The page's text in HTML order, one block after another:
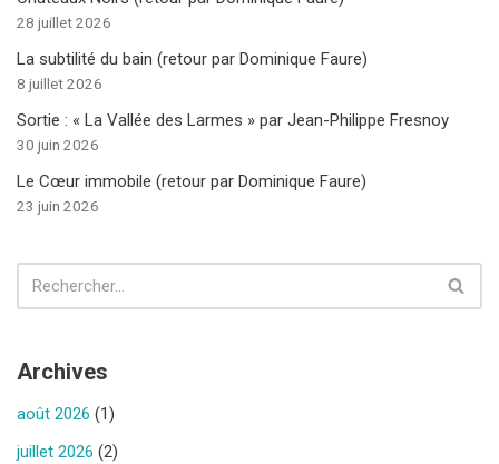
28 juillet 2026
La subtilité du bain (retour par Dominique Faure)
8 juillet 2026
Sortie : « La Vallée des Larmes » par Jean-Philippe Fresnoy
30 juin 2026
Le Cœur immobile (retour par Dominique Faure)
23 juin 2026
Archives
août 2026 (1)
juillet 2026 (2)